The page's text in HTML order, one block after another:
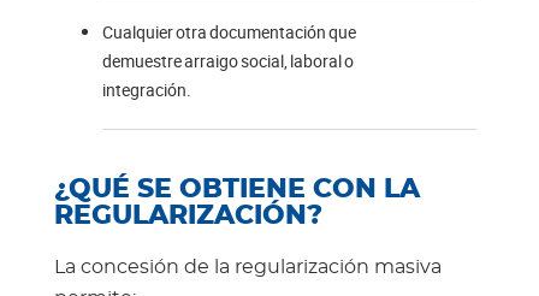
Cualquier otra documentación que
demuestre arraigo social, laboral o
integración.
¿QUÉ SE OBTIENE CON LA
REGULARIZACIÓN?
La concesión de la regularización masiva